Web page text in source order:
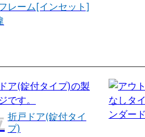
レーム[インセット]
折戸ドア(錠付タイ
プ)